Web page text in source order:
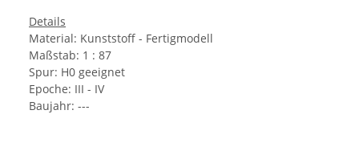
Details
Material: Kunststoff - Fertigmodell
Maßstab: 1 : 87
Spur: H0 geeignet
Epoche: III - IV
Baujahr: ---